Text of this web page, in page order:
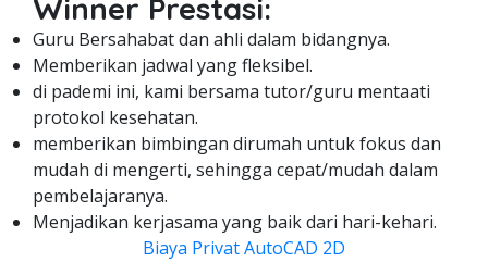
Winner Prestasi:
Guru Bersahabat dan ahli dalam bidangnya.
Memberikan jadwal yang fleksibel.
di pademi ini, kami bersama tutor/guru mentaati
protokol kesehatan.
memberikan bimbingan dirumah untuk fokus dan
mudah di mengerti, sehingga cepat/mudah dalam
pembelajaranya.
Menjadikan kerjasama yang baik dari hari-kehari.
Biaya Privat AutoCAD 2D